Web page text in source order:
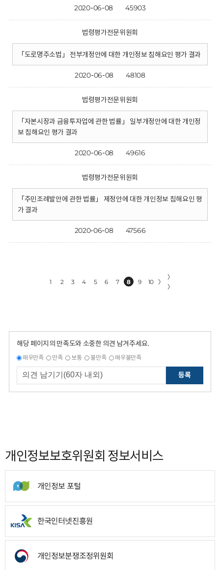
2020-06-08 45903
법령평가전문위원회
「도로명주소법」 전부개정안에 대한 개인정보 침해요인 평가 결과
2020-06-08 48108
법령평가전문위원회
「자본시장과 금융투자업에 관한 법률」 일부개정안에 대한 개인정
보 침해요인 평가 결과
2020-06-08 49616
법령평가전문위원회
「주민조례발안에 관한 법률」 제정안에 대한 개인정보 침해요인 평
가 결과
2020-06-08 47566
1 2 3 4 5 6 7 8 9 10 〉
〉
〉
해당 페이지의 만족도와 소중한 의견 남겨주세요.
매우만족 만족 보통 불만족 매우불만족
등록
개인정보보호위원회 정보서비스
개인정보 포털
한국인터넷진흥원
개인정보분쟁조정위원회